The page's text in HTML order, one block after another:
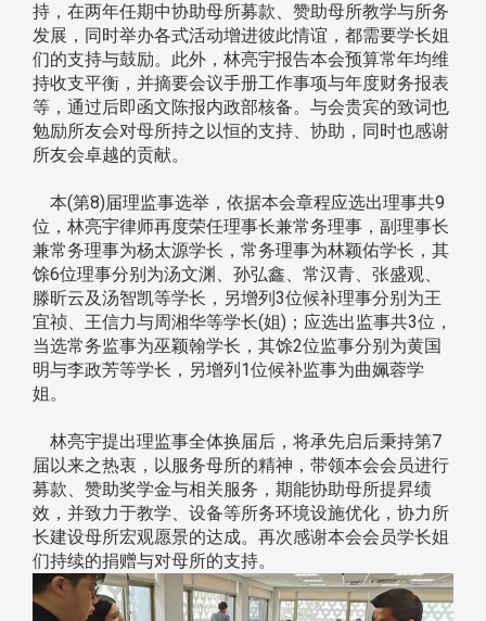
持，在两年任期中协助母所募款、赞助母所教学与所务
发展，同时举办各式活动增进彼此情谊，都需要学长姐
们的支持与鼓励。此外，林亮宇报告本会预算常年均维
持收支平衡，并摘要会议手册工作事项与年度财务报表
等，通过后即函文陈报内政部核备。与会贵宾的致词也
勉励所友会对母所持之以恒的支持、协助，同时也感谢
所友会卓越的贡献。
本(第8)届理监事选举，依据本会章程应选出理事共9
位，林亮宇律师再度荣任理事长兼常务理事，副理事长
兼常务理事为杨太源学长，常务理事为林颖佑学长，其
馀6位理事分别为汤文渊、孙弘鑫、常汉青、张盛观、
滕昕云及汤智凯等学长，另增列3位候补理事分别为王
宜祯、王信力与周湘华等学长(姐)；应选出监事共3位，
当选常务监事为巫颖翰学长，其馀2位监事分别为黄国
明与李政芳等学长，另增列1位候补监事为曲姵蓉学
姐。
林亮宇提出理监事全体换届后，将承先启后秉持第7
届以来之热衷，以服务母所的精神，带领本会会员进行
募款、赞助奖学金与相关服务，期能协助母所提昇绩
效，并致力于教学、设备等所务环境设施优化，协力所
长建设母所宏观愿景的达成。再次感谢本会会员学长姐
们持续的捐赠与对母所的支持。